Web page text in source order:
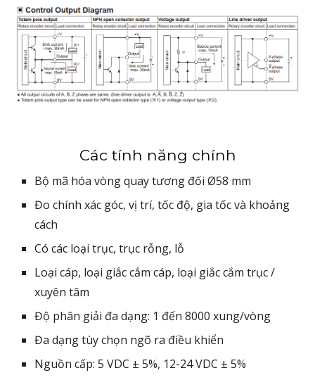
Các tính năng chính
Bộ mã hóa vòng quay tương đối Ø58 mm
Đo chính xác góc, vị trí, tốc độ, gia tốc và khoảng
cách
Có các loại trục, trục rỗng, lỗ
Loại cáp, loại giắc cắm cáp, loại giắc cắm trục /
xuyên tâm
Độ phân giải đa dạng: 1 đến 8000 xung/vòng
Đa dạng tùy chọn ngõ ra điều khiển
Nguồn cấp: 5 VDC ± 5%, 12-24 VDC ± 5%